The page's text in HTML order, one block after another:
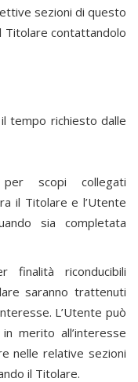
sezioni di questo
Titolare contattandolo
tempo richiesto dalle
scopi collegati
il Titolare e l’Utente
sia completata
finalità riconducibili
saranno trattenuti
L’Utente può
merito all’interesse
nelle relative sezioni
il Titolare.